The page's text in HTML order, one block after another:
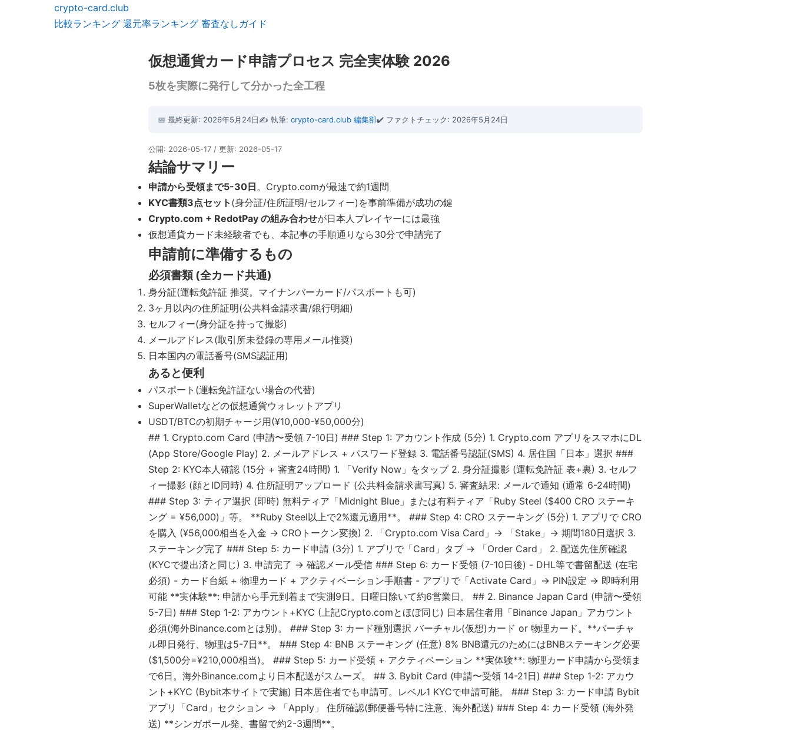
crypto-card.club
比較ランキング 還元率ランキング 審査なしガイド
仮想通貨カード申請プロセス 完全実体験 2026
5枚を実際に発行して分かった全工程
📅 最終更新: 2026年5月24日✍️ 執筆: crypto-card.club 編集部✔️ ファクトチェック: 2026年5月24日
公開: 2026-05-17 / 更新: 2026-05-17
結論サマリー
申請から受領まで5-30日。Crypto.comが最速で約1週間
KYC書類3点セット (身分証/住所証明/セルフィー)を事前準備が成功の鍵
Crypto.com + RedotPay の組み合わせが日本人プレイヤーには最強
仮想通貨カード未経験者でも、本記事の手順通りなら30分で申請完了
申請前に準備するもの
必須書類 (全カード共通)
身分証(運転免許証 推奨。マイナンバーカード/パスポートも可)
3ヶ月以内の住所証明(公共料金請求書/銀行明細)
セルフィー(身分証を持って撮影)
メールアドレス(取引所未登録の専用メール推奨)
日本国内の電話番号(SMS認証用)
あると便利
パスポート(運転免許証ない場合の代替)
SuperWalletなどの仮想通貨ウォレットアプリ
USDT/BTCの初期チャージ用(¥10,000-¥50,000分)
## 1. Crypto.com Card (申請〜受領 7-10日) ### Step 1: アカウント作成 (5分) 1. Crypto.com アプリをスマホにDL
(App Store/Google Play) 2. メールアドレス + パスワード登録 3. 電話番号認証(SMS) 4. 居住国「日本」選択 ###
Step 2: KYC本人確認 (15分 + 審査24時間) 1. 「Verify Now」をタップ 2. 身分証撮影 (運転免許証 表+裏) 3. セルフ
ィー撮影 (顔とID同時) 4. 住所証明アップロード (公共料金請求書写真) 5. 審査結果: メールで通知 (通常 6-24時間)
### Step 3: ティア選択 (即時) 無料ティア「Midnight Blue」または有料ティア「Ruby Steel ($400 CRO ステーキ
ング = ¥56,000)」等。 **Ruby Steel以上で2%還元適用**。 ### Step 4: CRO ステーキング (5分) 1. アプリで CRO
を購入 (¥56,000相当を入金 → CROトークン変換) 2. 「Crypto.com Visa Card」→ 「Stake」→ 期間180日選択 3.
ステーキング完了 ### Step 5: カード申請 (3分) 1. アプリで「Card」タブ → 「Order Card」 2. 配送先住所確認
(KYCで提出済と同じ) 3. 申請完了 → 確認メール受信 ### Step 6: カード受領 (7-10日後) - DHL等で書留配送 (在宅
必須) - カード台紙 + 物理カード + アクティベーション手順書 - アプリで「Activate Card」→ PIN設定 → 即時利用
可能 **実体験**: 申請から手元到着まで実測9日。日曜日除いて約6営業日。 ## 2. Binance Japan Card (申請〜受領
5-7日) ### Step 1-2: アカウント+KYC (上記Crypto.comとほぼ同じ) 日本居住者用「Binance Japan」アカウント
必須(海外Binance.comとは別)。 ### Step 3: カード種別選択 バーチャル(仮想)カード or 物理カード。**バーチャ
ル即日発行、物理は5-7日**。 ### Step 4: BNB ステーキング (任意) 8% BNB還元のためにはBNBステーキング必要
($1,500分=¥210,000相当)。 ### Step 5: カード受領 + アクティベーション **実体験**: 物理カード申請から受領ま
で6日。海外Binance.comより日本配送がスムーズ。 ## 3. Bybit Card (申請〜受領 14-21日) ### Step 1-2: アカウ
ント+KYC (Bybit本サイトで実施) 日本居住者でも申請可。レベル1 KYCで申請可能。 ### Step 3: カード申請 Bybit
アプリ「Card」セクション → 「Apply」 住所確認(郵便番号特に注意、海外配送) ### Step 4: カード受領 (海外発
送) **シンガポール発、書留で約2-3週間**。